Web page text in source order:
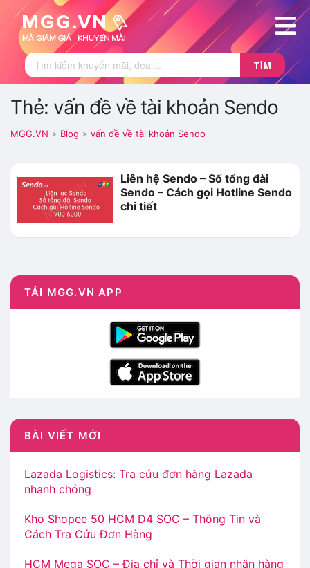
TÌM
Thẻ: vấn đề về tài khoản Sendo
MGG.VN > Blog > vấn đề về tài khoản Sendo
Liên hệ Sendo – Số tổng đài
Sendo – Cách gọi Hotline Sendo
chi tiết
TẢI MGG.VN APP
BÀI VIẾT MỚI
Lazada Logistics: Tra cứu đơn hàng Lazada
nhanh chóng
Kho Shopee 50 HCM D4 SOC – Thông Tin và
Cách Tra Cứu Đơn Hàng
HCM Mega SOC – Địa chỉ và Thời gian nhận hàng